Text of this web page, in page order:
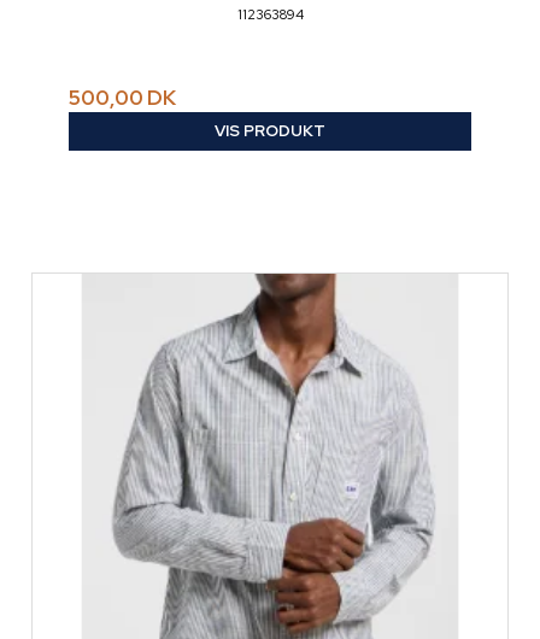
112363894
500,00 DK
VIS PRODUKT